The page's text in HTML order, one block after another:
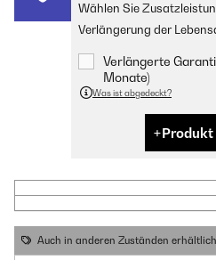
Wählen Sie
Verlängerung der
Verlängerte
Monate)
Was ist abgedeckt?
Produkt
Auch in anderen Zuständen erhältlich